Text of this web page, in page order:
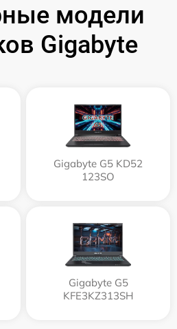
модели
Gigabyte
Gigabyte G5 KD52
123SO
Gigabyte G5
KFE3KZ313SH